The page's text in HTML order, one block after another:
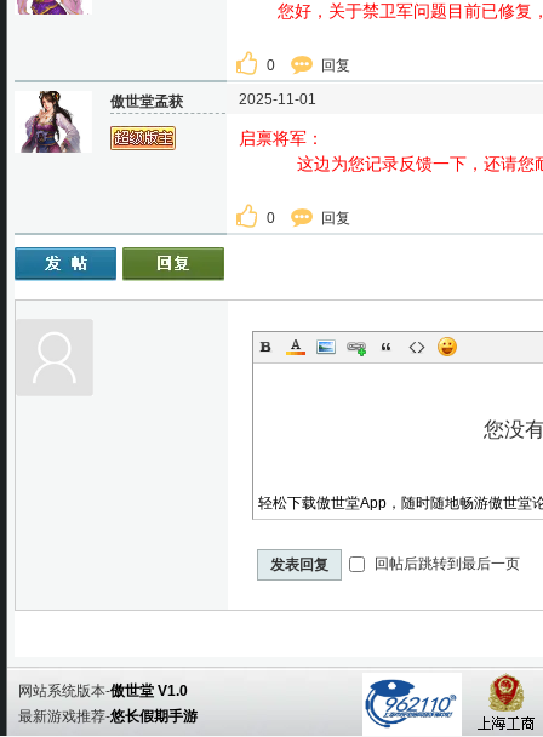
您好，关于禁卫军问题目前已修复
0 回复
傲世堂孟获 2025-11-01
启禀将军：
这边为您记录反馈一下，还请您耐
0 回复
轻松下载傲世堂App，随时随地畅游傲世堂
发表回复 回帖后跳转到最后一页
网站系统版本-傲世堂 V1.0
最新游戏推荐-悠长假期手游